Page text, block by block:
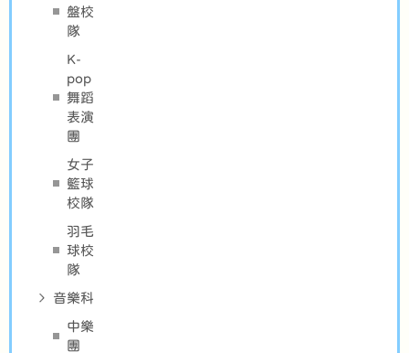
盤校
隊
K-
pop
舞蹈
表演
團
女子
籃球
校隊
羽毛
球校
隊
音樂科
中樂
團